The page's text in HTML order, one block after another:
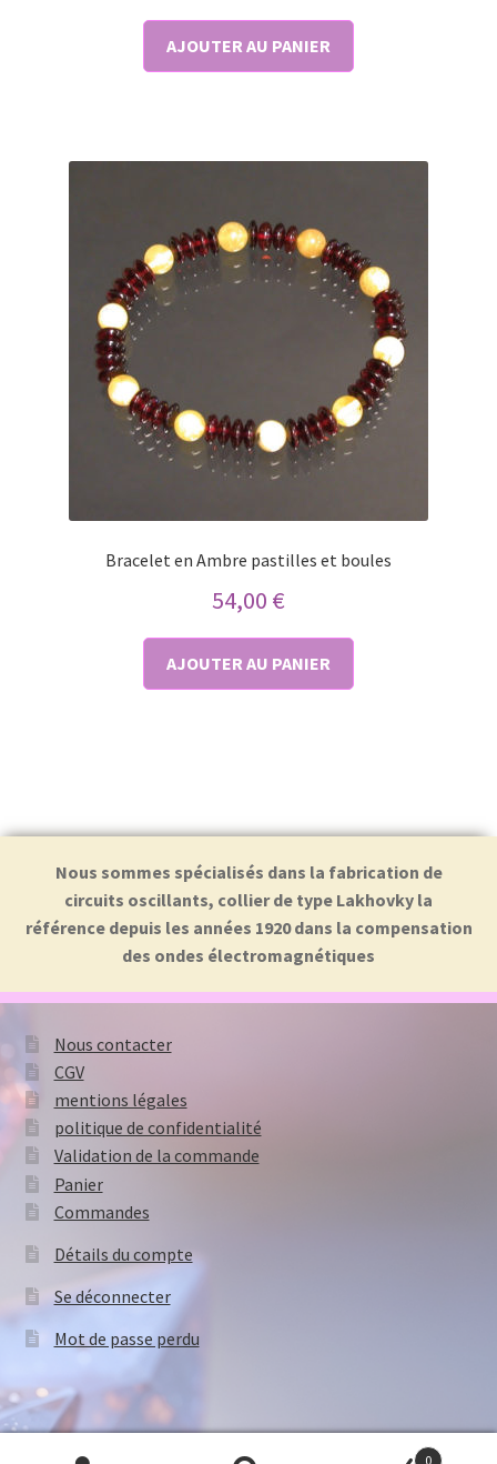
AJOUTER AU PANIER
Bracelet en Ambre pastilles et boules
54,00 €
AJOUTER AU PANIER
Nous sommes spécialisés dans la fabrication de
circuits oscillants, collier de type Lakhovky la
référence depuis les années 1920 dans la compensation
des ondes électromagnétiques
Nous contacter
CGV
mentions légales
politique de confidentialité
Validation de la commande
Panier
Commandes
Détails du compte
Se déconnecter
Mot de passe perdu
0